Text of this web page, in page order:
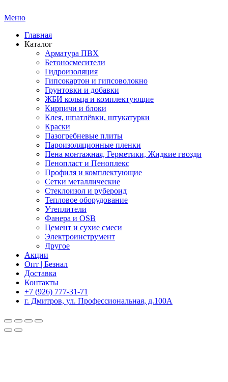
Меню
Главная
Каталог
Арматура ПВХ
Бетоносмесители
Гидроизоляция
Гипсокартон и гипсоволокно
Грунтовки и добавки
ЖБИ кольца и комплектующие
Кирпичи и блоки
Клея, шпатлёвки, штукатурки
Краски
Пазогребневые плиты
Пароизоляционные пленки
Пена монтажная, Герметики, Жидкие гвозди
Пенопласт и Пеноплекс
Профиля и комплектующие
Сетки металлические
Стеклоизол и рубероид
Тепловое оборудование
Утеплители
Фанера и OSB
Цемент и сухие смеси
Электроинструмент
Другое
Акции
Опт | Безнал
Доставка
Контакты
+7 (926) 777-31-71
г. Дмитров, ул. Профессиональная, д.100А